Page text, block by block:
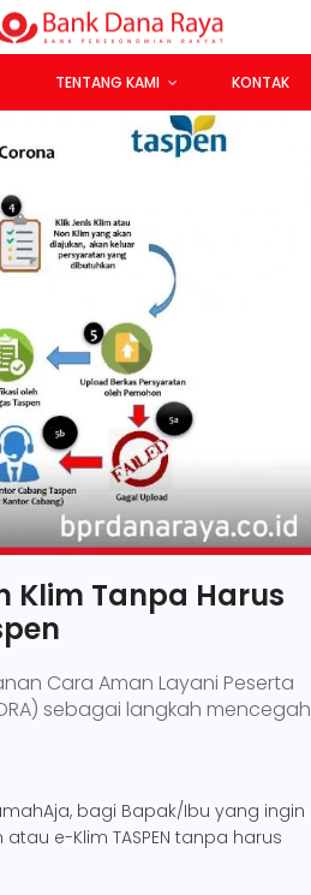
TENTANG KAMI KONTAK
Klim Tanpa Harus
Cara Aman Layani Peserta
sebagai langkah mencegah
bagi Bapak/Ibu yang ingin
e-Klim TASPEN tanpa harus